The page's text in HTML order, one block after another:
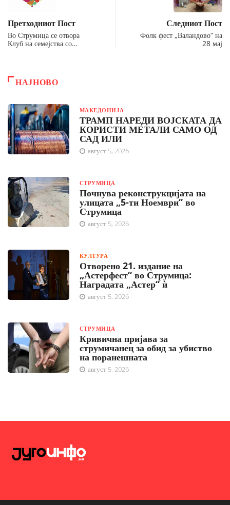
Претходниот Пост
Во Струмица се отвора
Клуб на семејства со…
Следниот Пост
Фолк фест „Валандово“ на
28 мај
НАЈНОВО
МАКЕДОНИЈА
ТРАМП НАРЕДИ ВОЈСКАТА ДА
КОРИСТИ МЕТАЛИ САМО ОД
САД ИЛИ
август 5, 2026
СТРУМИЦА
Почнува реконструкцијата на
улицата „5-ти Ноември“ во
Струмица
август 5, 2026
КУЛТУРА
Отворено 21. издание на
„Астерфест“ во Струмица:
Наградата „Астер“ ѝ
август 5, 2026
СТРУМИЦА
Кривична пријава за
струмичанец за обид за убиство
на поранешната
август 5, 2026